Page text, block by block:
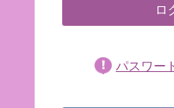
パスワー